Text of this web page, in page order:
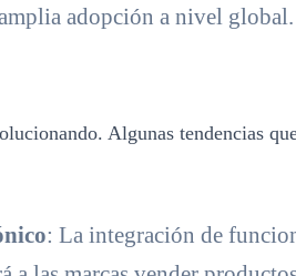
adopción a nivel global.
Algunas tendencias
: La integración de